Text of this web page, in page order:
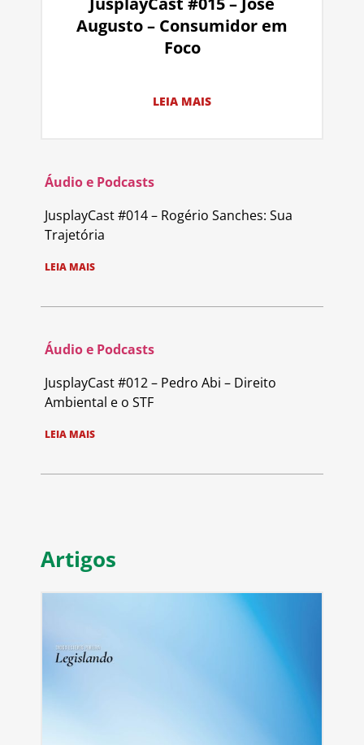
Augusto – Consumidor em
Foco
LEIA MAIS
Áudio e Podcasts
JusplayCast #014 – Rogério Sanches: Sua
Trajetória
LEIA MAIS
Áudio e Podcasts
JusplayCast #012 – Pedro Abi – Direito
Ambiental e o STF
LEIA MAIS
Artigos